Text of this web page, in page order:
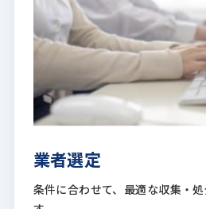
業者選定
条件に合わせて、最適な収集・